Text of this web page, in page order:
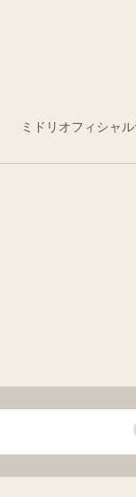
ミドリオフィシャル